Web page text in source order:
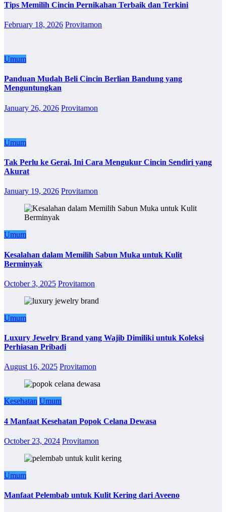
Tips Memilih Cincin Pernikahan Terbaik dan Terkini
February 18, 2026 Provitamon
Umum
Panduan Mudah Beli Cincin Berlian Bandung yang
Menguntungkan
January 26, 2026 Provitamon
Umum
Tak Perlu ke Gerai, Ini Cara Mengukur Cincin Sendiri yang
Akurat
January 19, 2026 Provitamon
Umum
Kesalahan dalam Memilih Sabun Muka untuk Kulit
Berminyak
October 3, 2025 Provitamon
Umum
Luxury Jewelry Brand yang Wajib Dimiliki untuk Koleksi
Perhiasan Pribadi
August 16, 2025 Provitamon
Kesehatan Umum
4 Manfaat Kesehatan Popok Celana Dewasa
October 23, 2024 Provitamon
Umum
Manfaat Pelembab untuk Kulit Kering dari Aveeno